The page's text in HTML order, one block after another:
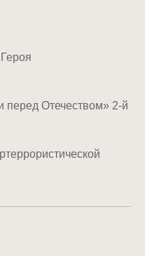
перед Отечеством» 2-й